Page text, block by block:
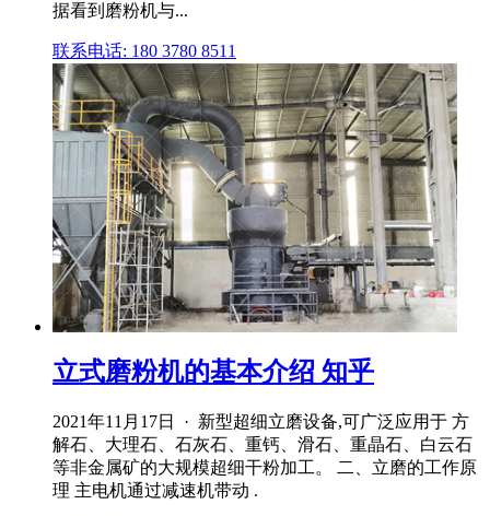
据看到磨粉机与...
联系电话: 180 3780 8511
立式磨粉机的基本介绍 知乎
2021年11月17日 · 新型超细立磨设备,可广泛应用于 方
解石、大理石、石灰石、重钙、滑石、重晶石、白云石
等非金属矿的大规模超细干粉加工。 二、立磨的工作原
理 主电机通过减速机带动 .